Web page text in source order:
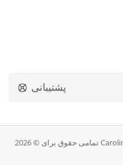
پشتیبانی